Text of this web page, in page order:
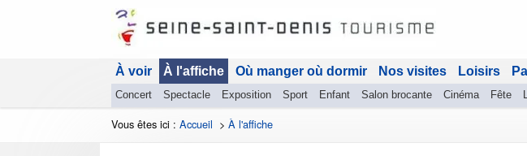
À voir À l'affiche
Concert Spectacle Exposition Sport Enfant Salon brocante Cinéma Fête
Où manger où dormir Nos visites Loisirs
Vous êtes ici : Accueil > À l'affiche